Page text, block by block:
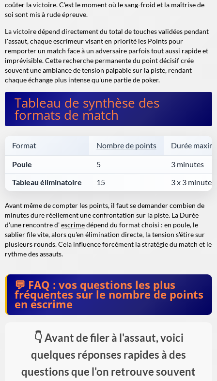
coûter la victoire. C'est le moment où le sang-froid et la maîtrise de
soi sont mis à rude épreuve.
La victoire dépend directement du total de touches validées pendant
l'assaut, chaque escrimeur visant en priorité les Points pour
remporter un match face à un adversaire parfois tout aussi rapide et
imprévisible. Cette recherche permanente du point décisif crée
souvent une ambiance de tension palpable sur la piste, rendant
chaque échange plus intense qu'une partie de poker.
Tableau de synthèse des
formats de match
Format Nombre de points Durée
Poule 5
3 minutes
Tableau éliminatoire
15 3 x 3 minutes
Avant même de compter les points, il faut se demander combien de
minutes dure réellement une confrontation sur la piste. La Durée
d'une rencontre d'escrimedépend du format choisi : en poule, le
sablier file vite, alors qu'en élimination directe, la tension s'étire sur
plusieurs rounds. Cela influence forcément la stratégie du match et le
rythme des assauts.
FAQ : vos questions les plus
fréquentes sur le nombre de points
en escrime
Avant de filer à l'assaut, voici
quelques réponses rapides à des
questions que l'on retrouve souvent